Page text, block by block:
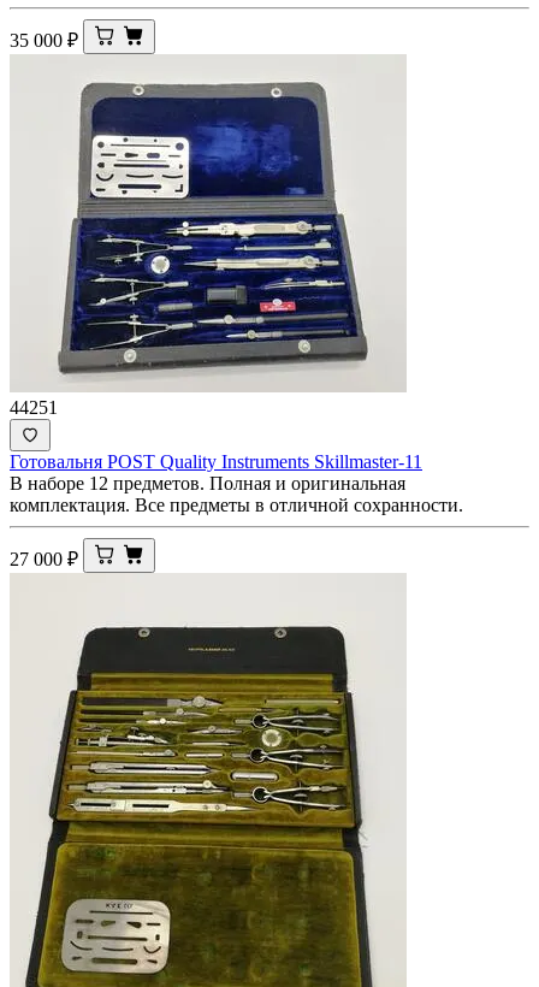
35 000 ₽
44251
Готовальня POST Quality Instruments Skillmaster-11
В наборе 12 предметов. Полная и оригинальная
комплектация. Все предметы в отличной сохранности.
27 000 ₽